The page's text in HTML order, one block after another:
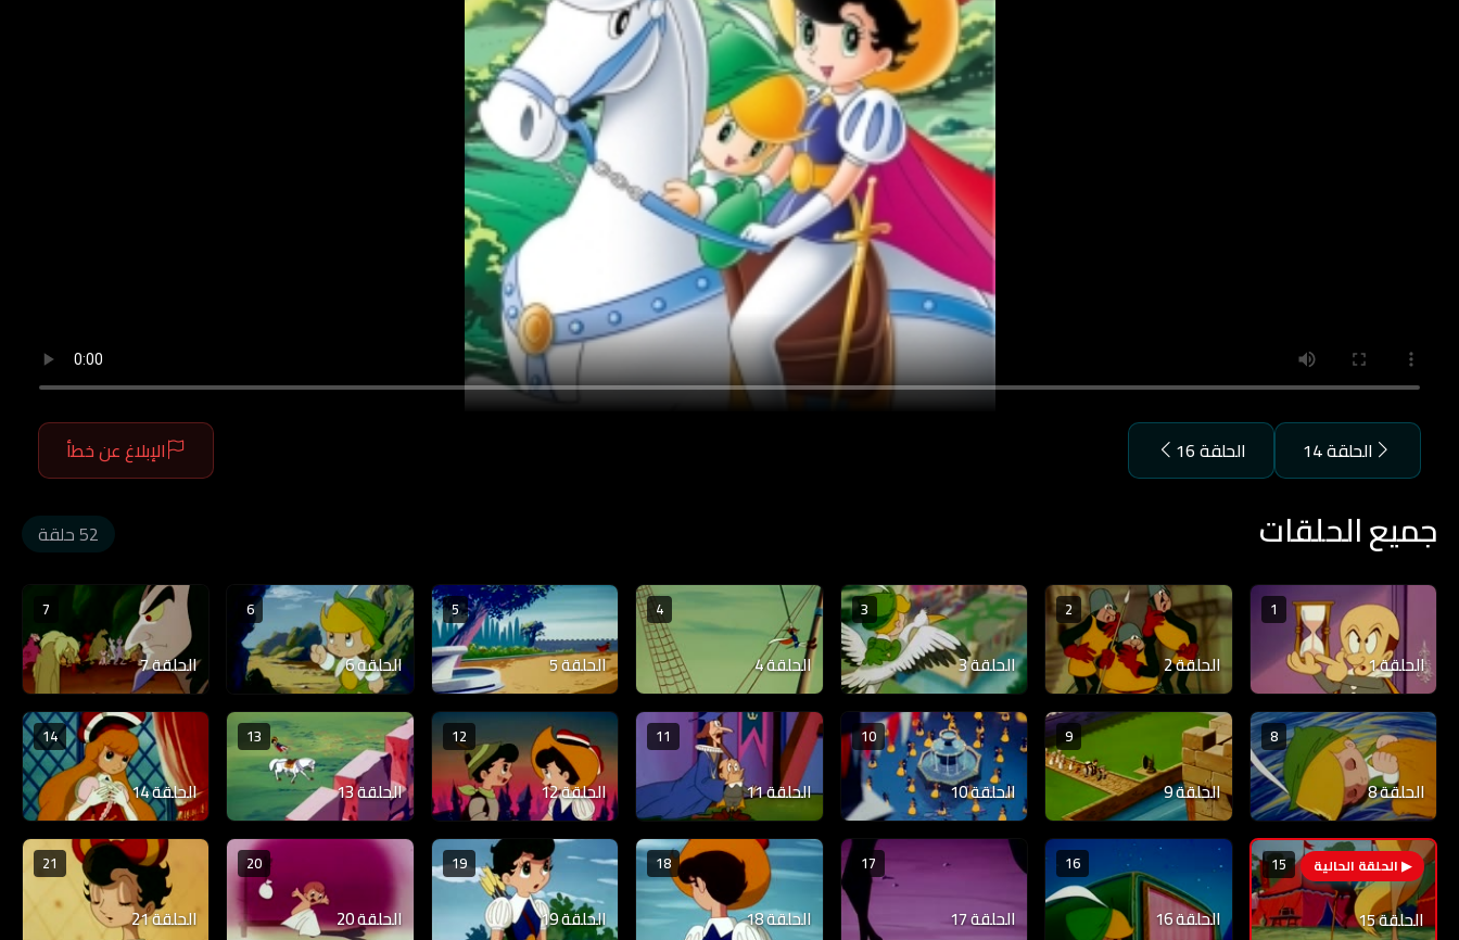
الحلقة 14 الحلقة 16 الإبلاغ عن خطأ
جميع الحلقات 52 حلقة
1
الحلقة 1
2
الحلقة 2
3
الحلقة 3
4
الحلقة 4
5
الحلقة 5
6
الحلقة 6
7
الحلقة 7
8
الحلقة 8
9
الحلقة 9
10
الحلقة 10
11
الحلقة 11
12
الحلقة 12
13
الحلقة 13
14
الحلقة 14
15
الحلقة 15
16
الحلقة 16
17
الحلقة 17
18
الحلقة 18
19
الحلقة 19
20
الحلقة 20
21
الحلقة 21